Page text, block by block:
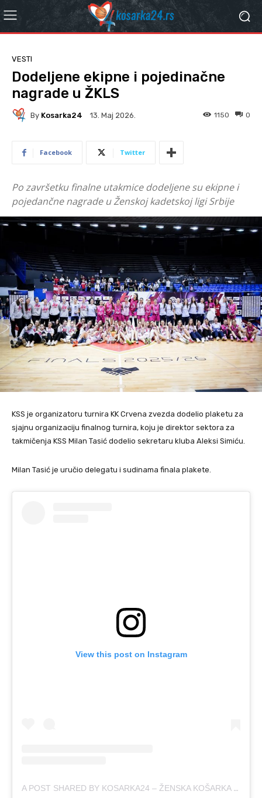
VESTI
Dodeljene ekipne i pojedinačne
nagrade u ŽKLS
By Kosarka24 13. Мај 2026. 0
1150
Facebook Twitter
Po završetku finalne utakmice dodeljene su ekipne i
pojedančne nagrade u Ženskoj kadetskoj ligi Srbije
KSS je organizatoru turnira KK Crvena zvezda dodelio plaketu za
sjajnu organizaciju finalnog turnira, koju je direktor sektora za
takmičenja KSS Milan Tasić dodelio sekretaru kluba Aleksi Simiću.
Milan Tasić je uručio delegatu i sudinama finala plakete.
View this post on Instagram
A POST SHARED BY KOSARKA24 – ŽENSKA KOŠARKA (@KOSARKA24SRBIJA)